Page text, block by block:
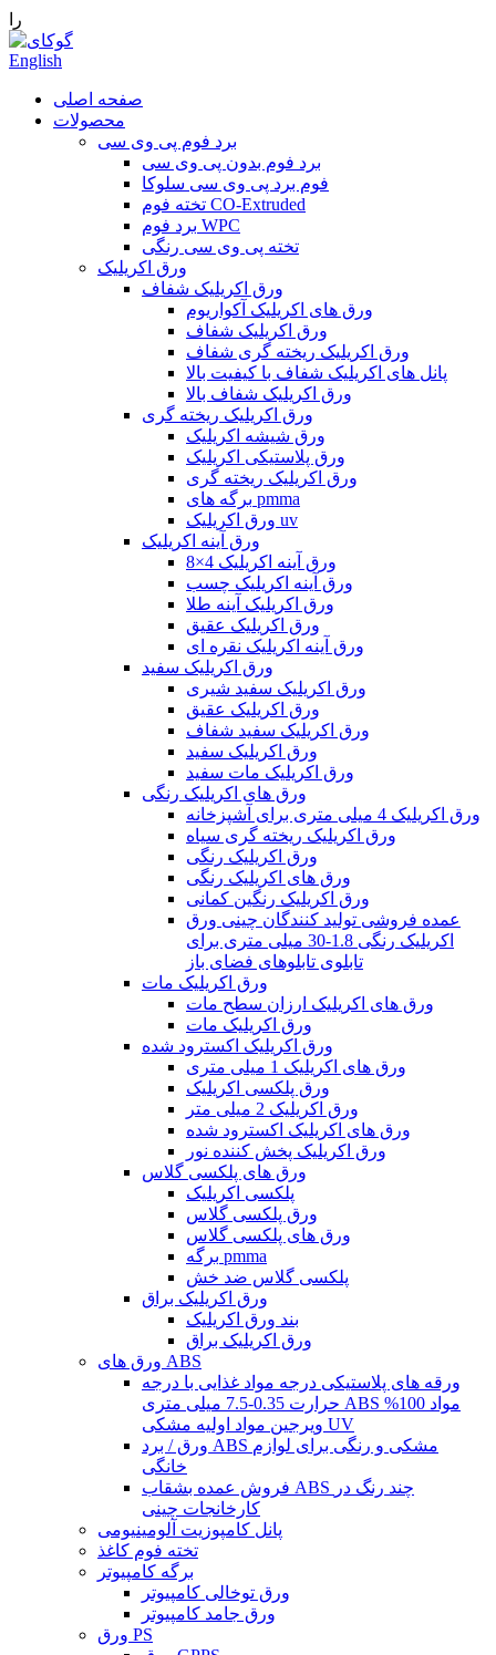
را
English
صفحه اصلی
محصولات
برد فوم پی وی سی
برد فوم بدون پی وی سی
فوم برد پی وی سی سلوکا
تخته فوم CO-Extruded
برد فوم WPC
تخته پی وی سی رنگی
ورق اکریلیک
ورق اکریلیک شفاف
ورق های اکریلیک آکواریوم
ورق اکریلیک شفاف
ورق اکریلیک ریخته گری شفاف
پانل های اکریلیک شفاف با کیفیت بالا
ورق اکریلیک شفاف بالا
ورق اکریلیک ریخته گری
ورق شیشه اکریلیک
ورق پلاستیکی اکریلیک
ورق اکریلیک ریخته گری
برگه های pmma
ورق اکریلیک uv
ورق آینه اکریلیک
ورق آینه اکریلیک 4×8
ورق آینه اکریلیک چسب
ورق اکریلیک آینه طلا
ورق اکریلیک عقیق
ورق آینه اکریلیک نقره ای
ورق اکریلیک سفید
ورق اکریلیک سفید شیری
ورق اکریلیک عقیق
ورق اکریلیک سفید شفاف
ورق اکریلیک سفید
ورق اکریلیک مات سفید
ورق های اکریلیک رنگی
ورق اکریلیک 4 میلی متری برای آشپزخانه
ورق اکریلیک ریخته گری سیاه
ورق اکریلیک رنگی
ورق های اکریلیک رنگی
ورق اکریلیک رنگین کمانی
عمده فروشی تولید کنندگان چینی ورق
اکریلیک رنگی 1.8-30 میلی متری برای
تابلوی تابلوهای فضای باز
ورق اکریلیک مات
ورق های اکریلیک ارزان سطح مات
ورق اکریلیک مات
ورق اکریلیک اکسترود شده
ورق های اکریلیک 1 میلی متری
ورق پلکسی اکریلیک
ورق اکریلیک 2 میلی متر
ورق های اکریلیک اکسترود شده
ورق اکریلیک پخش کننده نور
ورق های پلکسی گلاس
پلکسی اکریلیک
ورق پلکسی گلاس
ورق های پلکسی گلاس
برگه pmma
پلکسی گلاس ضد خش
ورق اکریلیک براق
بند ورق اکریلیک
ورق اکریلیک براق
ورق های ABS
ورقه های پلاستیکی درجه مواد غذایی با درجه
حرارت 0.35-7.5 میلی متری ABS مواد 100%
ویرجین مواد اولیه مشکی UV
ورق / برد ABS مشکی و رنگی برای لوازم
خانگی
فروش عمده بشقاب ABS چند رنگ در
کارخانجات چینی
پانل کامپوزیت آلومینیومی
تخته فوم کاغذ
برگه کامپیوتر
ورق توخالی کامپیوتر
ورق جامد کامپیوتر
ورق PS